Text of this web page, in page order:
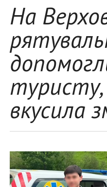
На
туристу,
вкусила